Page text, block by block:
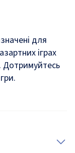
для
іграх
Дотримуйтесь